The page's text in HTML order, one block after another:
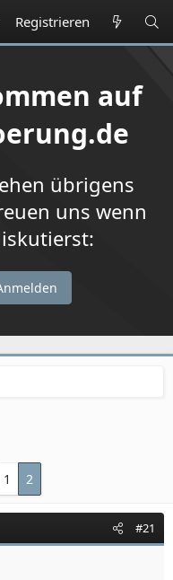
Registrieren
auf
übrigens
uns wenn
1 2
#21